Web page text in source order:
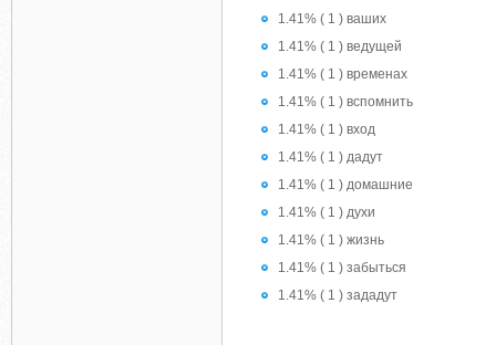
1.41% ( 1 ) ваших
1.41% ( 1 ) ведущей
1.41% ( 1 ) временах
1.41% ( 1 ) вспомнить
1.41% ( 1 ) вход
1.41% ( 1 ) дадут
1.41% ( 1 ) домашние
1.41% ( 1 ) духи
1.41% ( 1 ) жизнь
1.41% ( 1 ) забыться
1.41% ( 1 ) зададут